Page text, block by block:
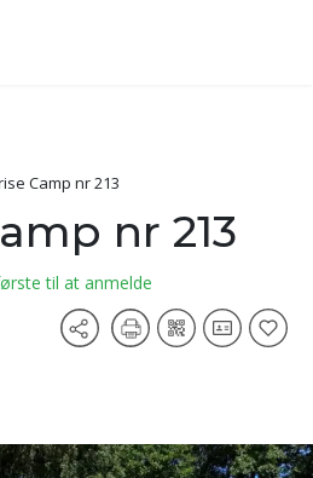
Camp nr 213
nr 213
til at anmelde